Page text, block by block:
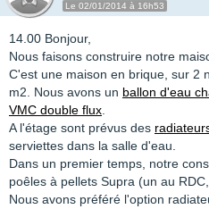
Le 02/01/2014 à 16h53
14.00 Bonjour,
Nous faisons construire notre
C'est une maison en brique, sur 2
m2. Nous avons un ballon d'eau
VMC double flux
A l'étage sont prévus des
serviettes dans la salle d'eau.
Dans un premier temps, notre
poêles à pellets Supra (un au
Nous avons préféré l'option